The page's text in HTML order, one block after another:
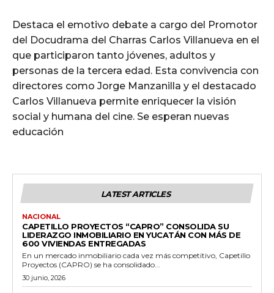
Destaca el emotivo debate a cargo del Promotor
del Docudrama del Charras Carlos Villanueva en el
que participaron tanto jóvenes, adultos y
personas de la tercera edad. Esta convivencia con
directores como Jorge Manzanilla y el destacado
Carlos Villanueva permite enriquecer la visión
social y humana del cine. Se esperan nuevas
educación
LATEST ARTICLES
NACIONAL
CAPETILLO PROYECTOS “CAPRO” CONSOLIDA SU
LIDERAZGO INMOBILIARIO EN YUCATÁN CON MÁS DE
600 VIVIENDAS ENTREGADAS
En un mercado inmobiliario cada vez más competitivo, Capetillo
Proyectos (CAPRO) se ha consolidado...
30 junio, 2026